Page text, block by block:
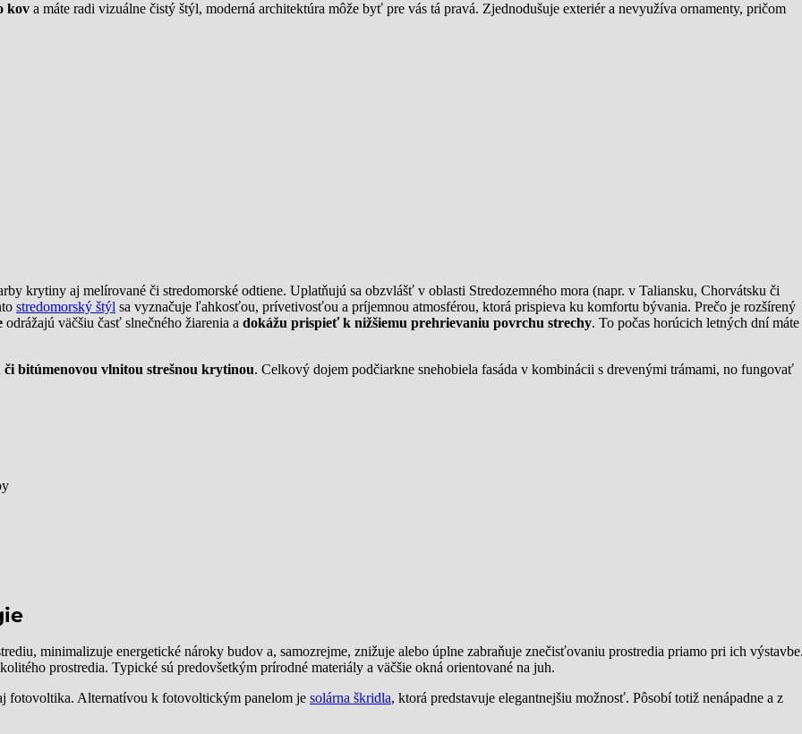
kov a máte radi vizuálne čistý štýl, moderná architektúra môže byť pre vás tá pravá. Zjednodušuje exteriér a nevyužíva ornamenty, pričom
krytiny aj melírované či stredomorské odtiene. Uplatňujú sa obzvlášť v oblasti Stredozemného mora (napr. v Taliansku, Chorvátsku či
stredomorský štýl sa vyznačuje ľahkosťou, prívetivosťou a príjemnou atmosférou, ktorá prispieva ku komfortu bývania. Prečo je rozšírený
odrážajú väčšiu časť slnečného žiarenia a dokážu prispieť k nižšiemu prehrievaniu povrchu strechy. To počas horúcich letných dní máte
či bitúmenovou vlnitou strešnou krytinou. Celkový dojem podčiarkne snehobiela fasáda v kombinácii s drevenými trámami, no fungovať
minimalizuje energetické nároky budov a, samozrejme, znižuje alebo úplne zabraňuje znečisťovaniu prostredia priamo pri ich
prostredia. Typické sú predovšetkým prírodné materiály a väčšie okná orientované na juh.
fotovoltika. Alternatívou k fotovoltickým panelom je solárna škridla, ktorá predstavuje elegantnejšiu možnosť. Pôsobí totiž nenápadne a z